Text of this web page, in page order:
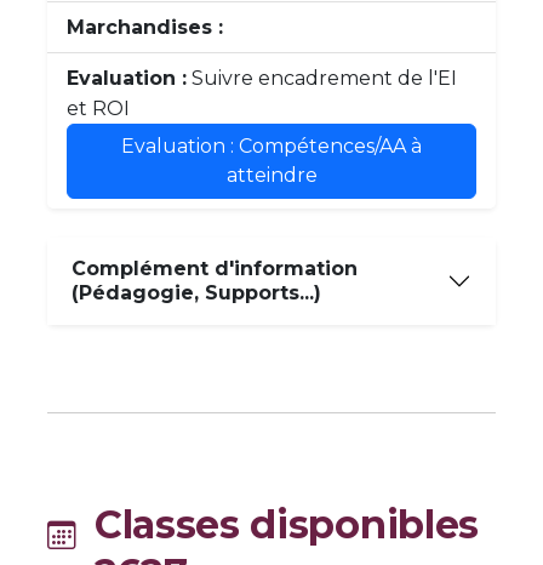
Marchandises :
Evaluation : Suivre encadrement de l'EI
et ROI
Evaluation : Compétences/AA à
atteindre
Complément d'information
(Pédagogie, Supports...)
Classes disponibles